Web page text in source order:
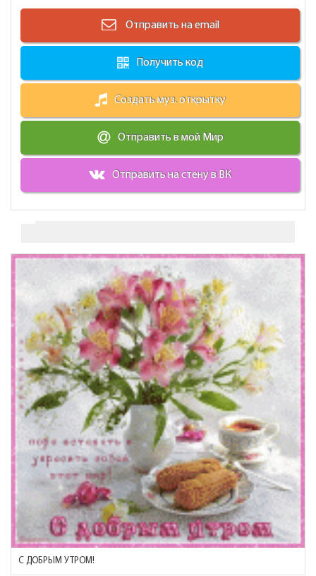
Отправить на email
Получить код
Создать муз. открытку
Отправить в мой Мир
Отправить на стену в ВК
С ДОБРЫМ УТРОМ!